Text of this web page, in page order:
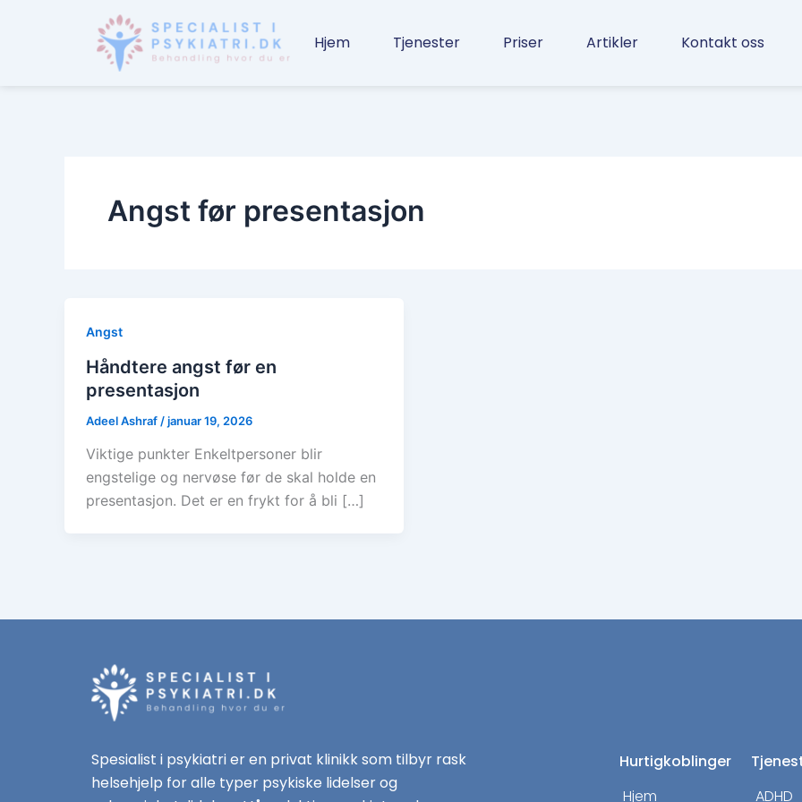
Hjem Tjenester Priser Artikler Kontakt oss
Angst før presentasjon
Angst
Håndtere angst før en
presentasjon
Adeel Ashraf /januar 19, 2026
Viktige punkter Enkeltpersoner blir
engstelige og nervøse før de skal holde en
presentasjon. Det er en frykt for å bli […]
Spesialist i psykiatri er en privat klinikk som tilbyr rask
helsehjelp for alle typer psykiske lidelser og
Hurtigkoblinger
Hjem
ADHD